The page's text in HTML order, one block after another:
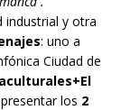
industrial y otra
: uno a
Ciudad de
los 2